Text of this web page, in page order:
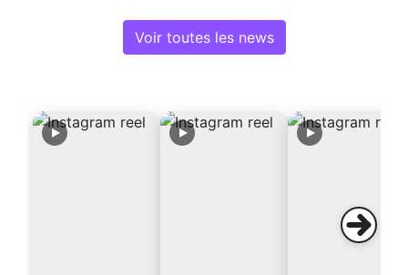
Voir toutes les news